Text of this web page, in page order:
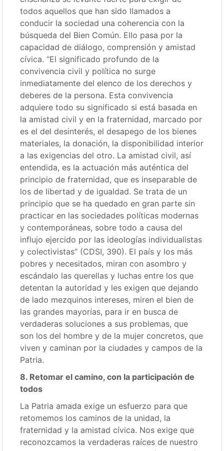
todos aquellos que han sido llamados a
conducir la sociedad una coherencia con la
búsqueda del Bien Común. Ello pasa por la
capacidad de diálogo, comprensión y amistad
cívica. “El significado profundo de la
convivencia civil y política no surge
inmediatamente del elenco de los derechos y
deberes de la persona. Esta convivencia
adquiere todo su significado si está basada en
la amistad civil y en la fraternidad, marcado por
es el del desinterés, el desapego de los bienes
materiales, la donación, la disponibilidad interior
a las exigencias del otro. La amistad civil, así
entendida, es la actuación más auténtica del
principio de fraternidad, que es inseparable de
los de libertad y de igualdad. Se trata de un
principio que se ha quedado en gran parte sin
practicar en las sociedades políticas modernas
y contemporáneas, sobre todo a causa del
influjo ejercido por las ideologías individualistas
y colectivistas” (CDSI, 390). El país y los más
pobres y necesitados, miran con asombro y
escándalo las querellas y luchas entre los que
detentan la autoridad y les exigen que dejando
de lado mezquinos intereses, miren el bien de
las grandes mayorías, para ir en busca de
verdaderas soluciones a sus problemas, que
son los del hombre y de la mujer concretos, que
viven y caminan por la ciudades y campos de la
Patria.
8. Retomar el camino, con la participación de
todos
La Patria amada exige un esfuerzo para que
retomemos los caminos de la unidad, la
fraternidad y la amistad cívica. Nos exige que
reconozcamos la verdaderas raíces de nuestro